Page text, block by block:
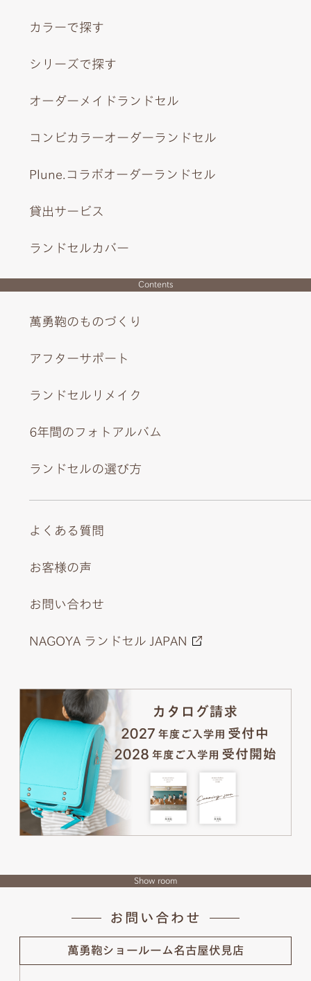
カラーで探す
シリーズで探す
オーダーメイドランドセル
コンビカラーオーダーランドセル
Plune.コラボオーダーランドセル
貸出サービス
ランドセルカバー
Contents
萬勇鞄のものづくり
アフターサポート
ランドセルリメイク
6年間のフォトアルバム
ランドセルの選び方
よくある質問
お客様の声
お問い合わせ
NAGOYA ランドセル JAPAN
Show room
お問い合わせ
萬勇鞄ショールーム名古屋伏見店